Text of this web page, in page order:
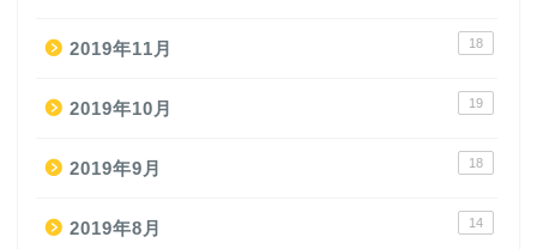
2019年11月 18
2019年10月 19
2019年9月 18
2019年8月 14